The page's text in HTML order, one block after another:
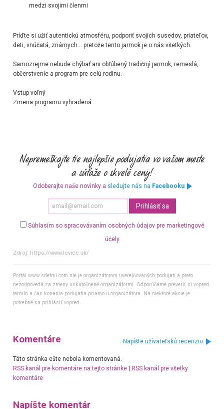
medzi svojimi členmi
Príďte si užiť autentickú atmosféru, podporiť svojich susedov, priateľov,
deti, vnúčatá, známych... pretože tento jarmok je o nás všetkých.
Samozrejme nebude chýbať ani obľúbený tradičný jarmok, remeslá,
občerstvenie a program pre celú rodinu.
Vstup voľný
Zmena programu vyhradená
Odoberajte naše novinky a sledujte nás na Facebooku
Súhlasím so spracovávaním osobných údajov pre marketingové
účely
Zdroj: https://www.levice.sk/
Portál www.sdetmi.com nie je organizátorom uverejňovaných podujatí a preto
nezodpovedá za zmeny uskutočnené organizátormi. Odporúčame preveriť si vopred
termín a čas konania podujatia priamo u organizátora. Na niektoré akcie je
potrebné sa prihlásiť vopred.
Komentáre Napíšte užívateľskú recenziu
Táto stránka ešte nebola komentovaná.
RSS kanál pre komentáre na tejto stránke|
RSS kanál pre všetky
komentáre
Napíšte komentár